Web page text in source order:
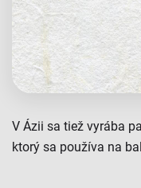
V Ázii sa tiež vyrába
ktorý sa používa na